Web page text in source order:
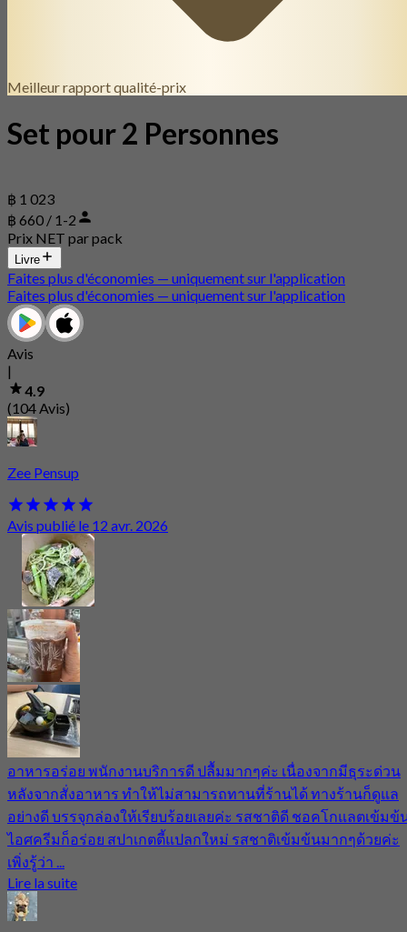
Meilleur rapport qualité-prix
Set pour 2 Personnes
฿ 1 023
฿ 660 / 1-2
Prix NET par pack
Livre
Faites plus d'économies — uniquement sur l'application
Faites plus d'économies — uniquement sur l'application
Avis
|
4.9
(104 Avis)
Zee Pensup
Avis publié le 12 avr. 2026
อาหารอร่อย พนักงานบริการดี ปลื้มมากๆค่ะ เนื่องจากมีธุระด่วน
หลังจากสั่งอาหาร ทำให้ไม่สามารถทานที่ร้านได้ ทางร้านก็ดูแล
อย่างดี บรรจุกล่องให้เรียบร้อยเลยค่ะ รสชาติดี ชอคโกแลตเข้มข้
ไอศครีมก็อร่อย สปาเกตตี้แปลกใหม่ รสชาติเข้มข้นมากๆด้วยค่ะ
เพิ่งรู้ว่า ...
Lire la suite